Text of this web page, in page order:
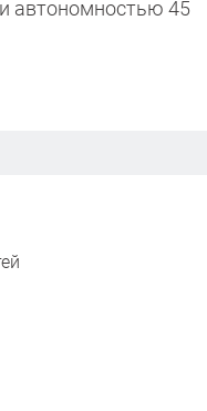
автономностью 45